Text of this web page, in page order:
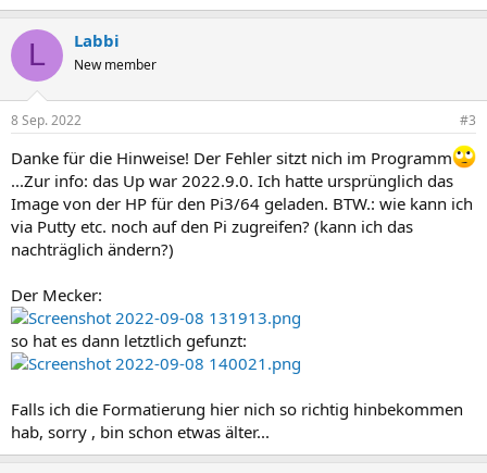
L Labbi
New member
8 Sep. 2022 #3
Danke für die Hinweise! Der Fehler sitzt nich im Programm
...Zur info: das Up war 2022.9.0. Ich hatte ursprünglich das
Image von der HP für den Pi3/64 geladen. BTW.: wie kann ich
via Putty etc. noch auf den Pi zugreifen? (kann ich das
nachträglich ändern?)
Der Mecker:
so hat es dann letztlich gefunzt:
Falls ich die Formatierung hier nich so richtig hinbekommen
hab, sorry , bin schon etwas älter...